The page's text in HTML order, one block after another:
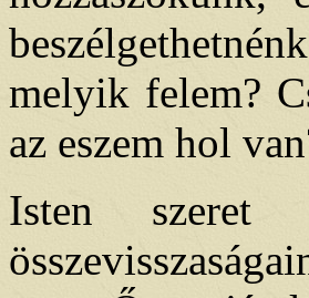
melyik felem?
az eszem hol
Isten szeret